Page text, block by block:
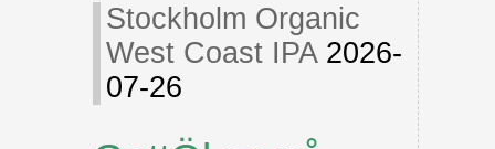
Stockholm Organic
West Coast IPA 2026-
07-26